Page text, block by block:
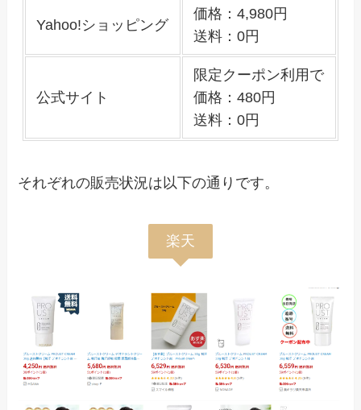
Yahoo!ショッピング
価格：4,980円
送料：0円
公式サイト
限定クーポン利用で
価格：480円
送料：0円
それぞれの販売状況は以下の通りです。
楽天